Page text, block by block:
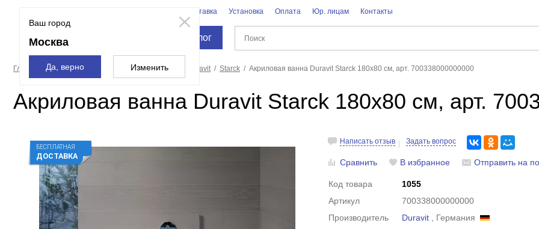
Ваш город
Москва
Да, верно Изменить
Доставка Установка Оплата Юр. лицам Контакты
Каталог
Главная страница Акриловые ванны Duravit Starck Акриловая ванна Duravit Starck 180x80 см, арт. 700338000000000
Акриловая ванна Duravit Starck 180x80 см, арт.
БЕСПЛАТНАЯ
ДОСТАВКА
Написать отзыв Задать вопрос
Сравнить В избранное Отправить на
Код товара
1055
Артикул
700338000000000
Производитель
Duravit
, Германия